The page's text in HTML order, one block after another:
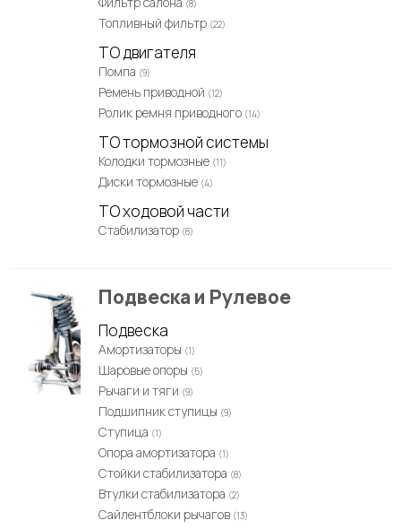
(8)
Топливный фильтр (22)
ТО двигателя
Помпа (9)
Ремень приводной (12)
Ролик ремня приводного (14)
ТО тормозной системы
Колодки тормозные (11)
Диски тормозные (4)
ТО ходовой части
Стабилизатор (8)
Подвеска и Рулевое
Подвеска
Амортизаторы (1)
Шаровые опоры (5)
Рычаги и тяги (9)
Подшипник ступицы (9)
Ступица (1)
Опора амортизатора (1)
Стойки стабилизатора (8)
Втулки стабилизатора (2)
Сайлентблоки рычагов (13)